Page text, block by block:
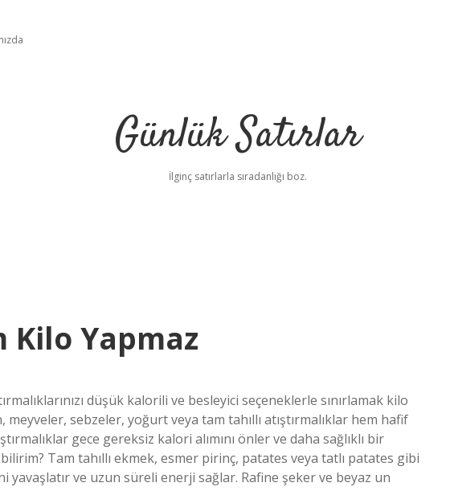
Günlük Satırlar
İlginç satırlarla sıradanlığı boz.
Kilo Yapmaz
düşük kalorili ve besleyici seçeneklerle sınırlamak kilo
meyveler, sebzeler, yoğurt veya tam tahıllı atıştırmalıklar hem hafif
gece gereksiz kalori alımını önler ve daha sağlıklı bir
Tam tahıllı ekmek, esmer pirinç, patates veya tatlı patates gibi
ve uzun süreli enerji sağlar. Rafine şeker ve beyaz un